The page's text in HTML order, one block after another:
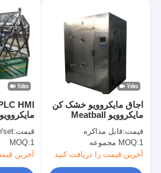
کن دمای
قیمت:set
MOQ:1
آخرین
اجاق مایکروویو خشک کن
مایکروویو Meatball
خشک کردن غذا
قیمت:قابل مذاکره
MOQ:1 مجموعه
آخرین قیمت را دریافت کنید